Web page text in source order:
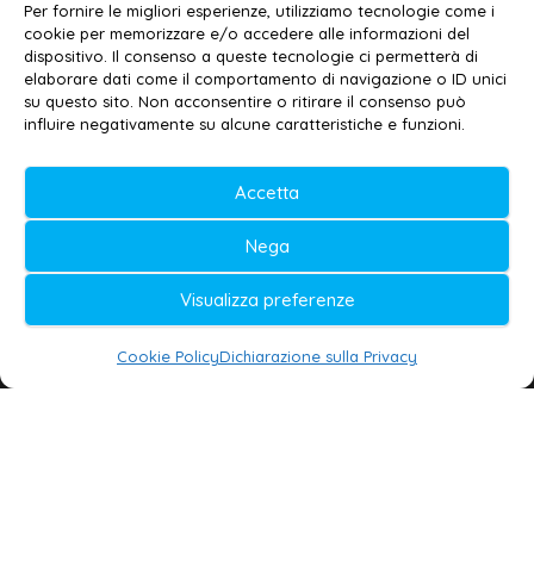
Per fornire le migliori esperienze, utilizziamo tecnologie come i
cookie per memorizzare e/o accedere alle informazioni del
dispositivo. Il consenso a queste tecnologie ci permetterà di
elaborare dati come il comportamento di navigazione o ID unici
su questo sito. Non acconsentire o ritirare il consenso può
influire negativamente su alcune caratteristiche e funzioni.
Accetta
Nega
Visualizza preferenze
Cookie PolicyDichiarazione sulla Privacy
Privacy policy–Cookie policy
© 2020-2026 | Galatina24 ®
Testata iscritta al n. 11/2020 Registro della
Stampa Tribunale di Lecce
Editore e direttore responsabile:
Daniele G. Masciullo
Galatina24 è marchio registrato dal Ministero
delle Imprese